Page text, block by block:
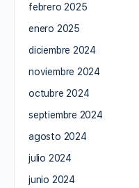
febrero 2025
enero 2025
diciembre 2024
noviembre 2024
octubre 2024
septiembre 2024
agosto 2024
julio 2024
junio 2024